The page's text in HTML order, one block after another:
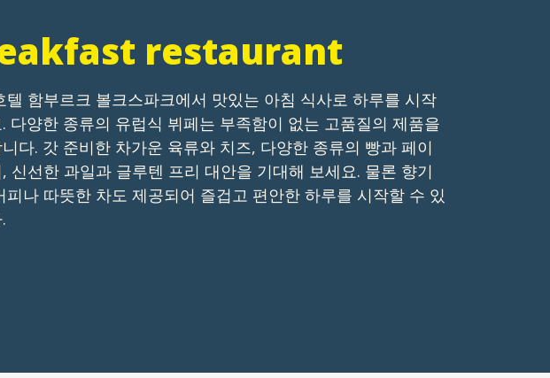
restaurant
텔 함부르크 볼크스파크에서 맛있는 아침 식사로 하루를 시작
다양한 종류의 유럽식 뷔페는 부족함이 없는 고품질의 제품을
다. 갓 준비한 차가운 육류와 치즈, 다양한 종류의 빵과 페이
신선한 과일과 글루텐 프리 대안을 기대해 보세요. 물론 향기
피나 따뜻한 차도 제공되어 즐겁고 편안한 하루를 시작할 수 있